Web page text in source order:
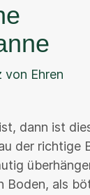
von Ehren
dann ist
der richtige
Boden, als